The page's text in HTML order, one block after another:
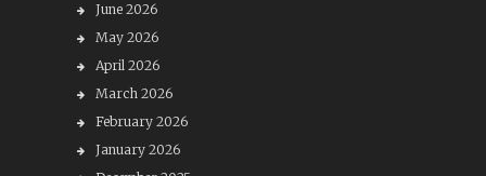
June 2026
May 2026
April 2026
March 2026
February 2026
January 2026